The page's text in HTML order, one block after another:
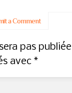
a Comment
pas
avec *